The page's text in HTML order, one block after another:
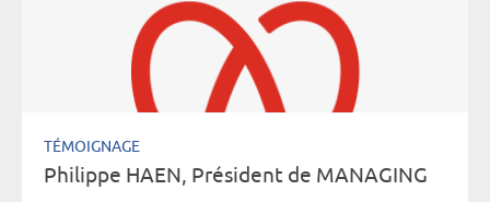
TÉMOIGNAGE
Philippe HAEN, Président de MANAGING